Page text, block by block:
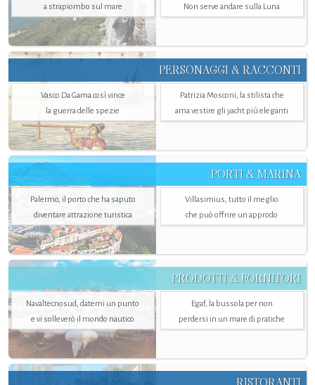
a strapiombo sul mare
Non serve andare sulla Luna
PERSONAGGI & RACCONTI
Vasco Da Gama così vince
la guerra delle spezie
Patrizia Mosconi, la stilista che
ama vestire gli yacht più eleganti
PORTI & MARINA
Palermo, il porto che ha saputo
diventare attrazione turistica
Villasimius, tutto il meglio
che può offrire un approdo
PRODOTTI & FORNITORI
Navaltecnosud, datemi un punto
e vi solleverò il mondo nautico
Egaf, la bussola per non
perdersi in un mare di pratiche